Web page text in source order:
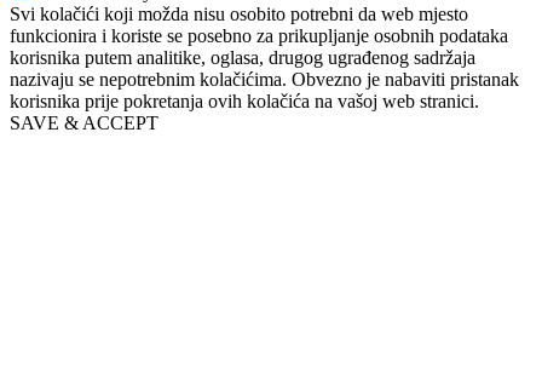
Svi kolačići koji možda nisu osobito potrebni da web mjesto
funkcionira i koriste se posebno za prikupljanje osobnih podataka
korisnika putem analitike, oglasa, drugog ugrađenog sadržaja
nazivaju se nepotrebnim kolačićima. Obvezno je nabaviti pristanak
korisnika prije pokretanja ovih kolačića na vašoj web stranici.
SAVE & ACCEPT